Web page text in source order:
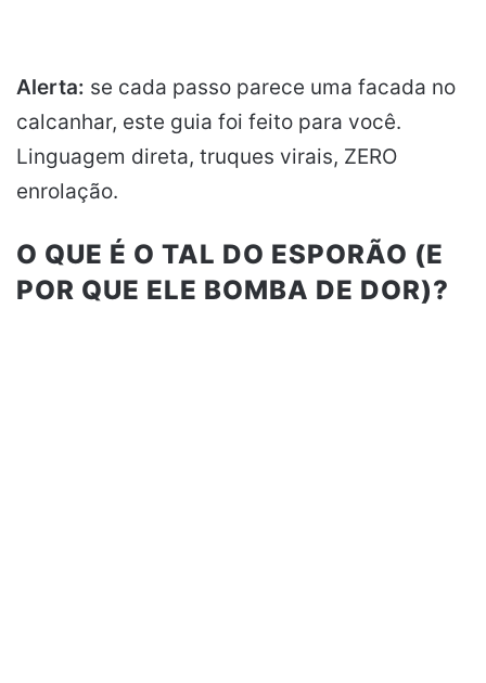
Alerta: se cada passo parece uma facada no
calcanhar, este guia foi feito para você.
Linguagem direta, truques virais, ZERO
enrolação.
O QUE É O TAL DO ESPORÃO (E
POR QUE ELE BOMBA DE DOR)?